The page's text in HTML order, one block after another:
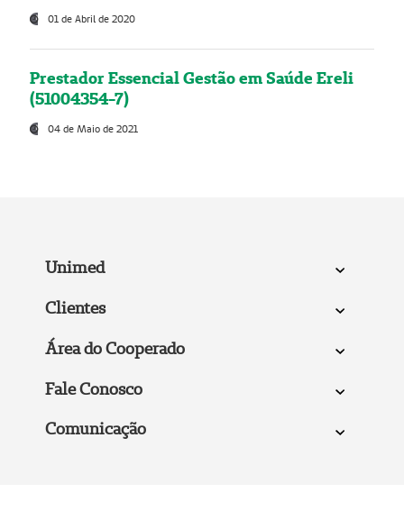
01 de Abril de 2020
Prestador Essencial Gestão em Saúde Ereli
(51004354-7)
04 de Maio de 2021
Unimed
Clientes
Área do Cooperado
Fale Conosco
Comunicação